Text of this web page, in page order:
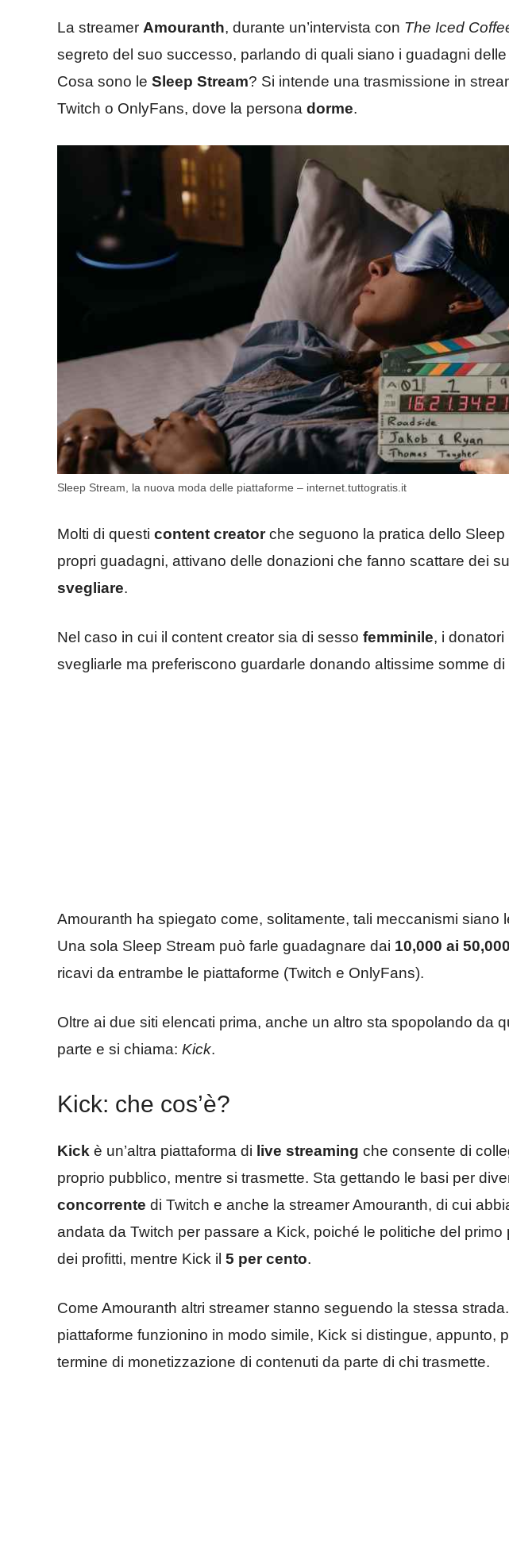
La streamer Amouranth, durante un’intervista con The Iced
segreto del suo successo, parlando di quali siano i guadagni delle
Cosa sono le Sleep Stream? Si intende una trasmissione in
Twitch o OnlyFans, dove la persona dorme.
Sleep Stream, la nuova moda delle piattaforme – internet.tuttogratis.it
Molti di questi content creatorche seguono la pratica dello Sleep
propri guadagni, attivano delle donazioni che fanno scattare dei
svegliare.
Nel caso in cui il content creator sia di sesso femminile, i
svegliarle ma preferiscono guardarle donando altissime somme di
Amouranth ha spiegato come, solitamente, tali meccanismi siano
Una sola Sleep Stream può farle guadagnare dai 10,000 ai
ricavi da entrambe le piattaforme (Twitch e OnlyFans).
Oltre ai due siti elencati prima, anche un altro sta spopolando da
parte e si chiama: Kick.
Kick: che cos’è?
Kick è un’altra piattaforma di live streaming che consente di
proprio pubblico, mentre si trasmette. Sta gettando le basi per
concorrente di Twitch e anche la streamer Amouranth, di cui
andata da Twitch per passare a Kick, poiché le politiche del primo
dei profitti, mentre Kick il 5 per cento.
Come Amouranth altri streamer stanno seguendo la stessa
piattaforme funzionino in modo simile, Kick si distingue, appunto,
termine di monetizzazione di contenuti da parte di chi trasmette.